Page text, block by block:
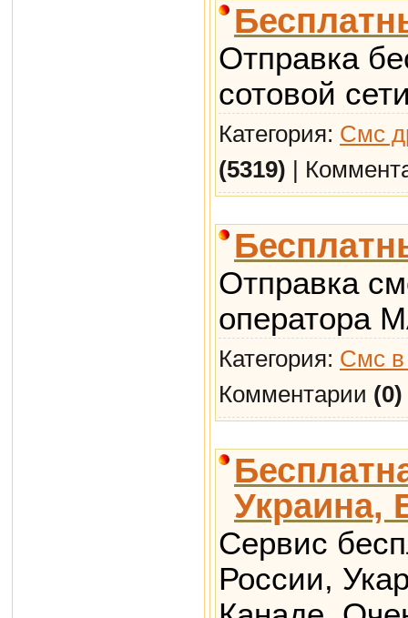
Отправка
сотовой
Категория: Смс
(5319) |
Отправка
оператора
Категория: Смс в
Комментарии (0)
Украина,
Сервис
России,